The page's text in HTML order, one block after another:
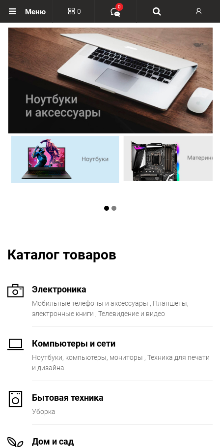
Меню 0
0
Вход
Регистрация
Каталог товаров
Электроника
Мобильные телефоны и аксессуары
Планшеты,
электронные книги
Телевидение и видео
Компьютеры и сети
Ноутбуки, компьютеры, мониторы
Техника для печати
и дизайна
Бытовая техника
Уборка
Дом и сад